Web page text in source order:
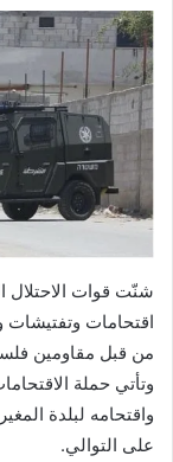
شنّت قوات الاحتلال
اقتحامات وتفتيشات
من قبل مقاومين
وتأتي حملة
واقتحامه لبلدة
على التوالي.